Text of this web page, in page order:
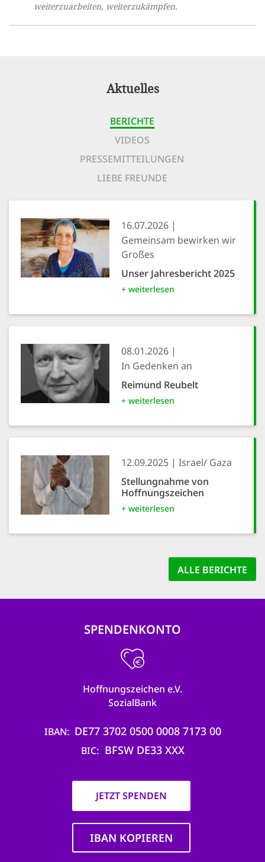
weiterzuarbeiten, weiterzukämpfen.
Aktuelles
BERICHTE
VIDEOS
PRESSEMITTEILUNGEN
LIEBE FREUNDE
16.07.2026
Gemeinsam bewirken wir
Großes
Unser Jahresbericht 2025
+ weiterlesen
08.01.2026
In Gedenken an
Reimund Reubelt
+ weiterlesen
12.09.2025
Israel/ Gaza
Stellungnahme von
Hoffnungszeichen
+ weiterlesen
ALLE BERICHTE
SPENDENKONTO
Hoffnungszeichen e.V.
SozialBank
IBAN DE77 3702 0500 0008 7173 00
BIC BFSW DE33 XXX
JETZT SPENDEN
IBAN KOPIEREN